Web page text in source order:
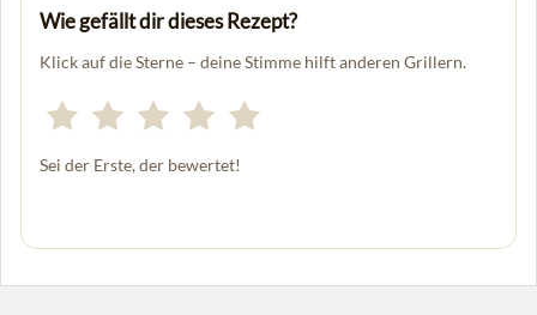
Wie gefällt dir dieses Rezept?
Klick auf die Sterne – deine Stimme hilft anderen Grillern.
Sei der Erste, der bewertet!